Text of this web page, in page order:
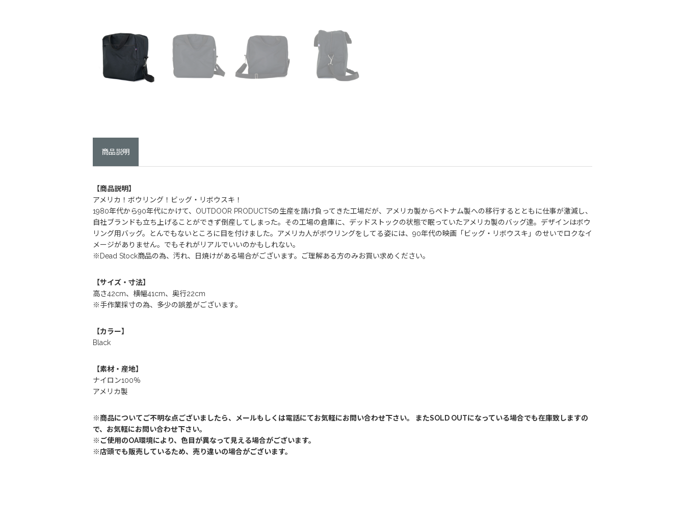
商品説明
【商品説明】
アメリカ！ボウリング！ビッグ・リボウスキ！
1980年代から90年代にかけて、OUTDOOR PRODUCTSの生産を請け負ってきた工場だが、アメリカ製からベトナム製への移行するとともに仕事が激減し、
自社ブランドも立ち上げることができず倒産してしまった。その工場の倉庫に、デッドストックの状態で眠っていたアメリカ製のバッグ達。デザインはボウ
リング用バッグ。とんでもないところに目を付けました。アメリカ人がボウリングをしてる姿には、90年代の映画「ビッグ・リボウスキ」のせいでロクなイ
メージがありません。でもそれがリアルでいいのかもしれない。
※Dead Stock商品の為、汚れ、日焼けがある場合がございます。ご理解ある方のみお買い求めください。
【サイズ・寸法】
高さ42cm、横幅41cm、奥行22cm
※手作業採寸の為、多少の誤差がございます。
【カラー】
Black
【素材・産地】
ナイロン100％
アメリカ製
※商品についてご不明な点ございましたら、メールもしくは電話にてお気軽にお問い合わせ下さい。 またSOLD OUTになっている場合でも在庫致しますの
で、お気軽にお問い合わせ下さい。
※ご使用のOA環境により、色目が異なって見える場合がございます。
※店頭でも販売しているため、売り違いの場合がございます。